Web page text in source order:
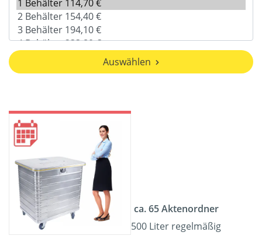
Auswählen
ca. 65 Aktenordner
500 Liter regelmäßig